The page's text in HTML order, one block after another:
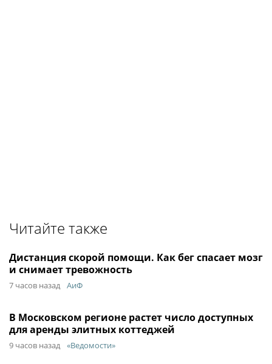
Читайте также
Дистанция скорой помощи. Как бег спасает мозг
и снимает тревожность
7 часов назад АиФ
В Московском регионе растет число доступных
для аренды элитных коттеджей
9 часов назад «Ведомости»